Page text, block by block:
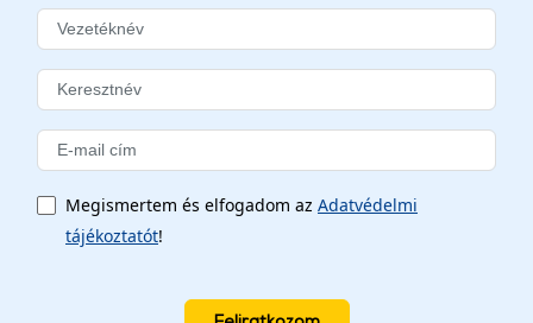
Megismertem és elfogadom az Adatvédelmi
tájékoztatót!